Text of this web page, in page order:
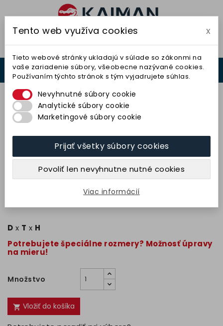
 

Kotúč plochý 175x20x32
(99BA60K9V40) TYROLIT
16,41 € bez DPH20,18 € s DPH
D x T x H
Potrebujete špeciálne rozmery? Možnosť úpravy
na mieru!
Množstvo
 Vložiť do košíka
Tento web využíva cookies x
Tieto webové stránky ukladajú v súlade so zákonmi na
vaše zariadenie súbory, všeobecne nazývané cookies.
Používaním týchto stránok s tým vyjadrujete súhlas.
Nevyhnutné súbory cookie
Analytické súbory cookie
Marketingové súbory cookie
Prijať všetky súbory cookies
Povoliť len nevyhnutne nutné cookies
Viac informácií